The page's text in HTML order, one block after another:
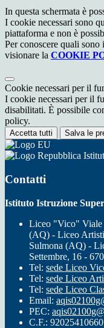
In questa schermata è
I cookie necessari sono
piattaforma e non è
Per conoscere quali
visionare la COOKIE
Cookie necessari per il
I cookie necessari per il
disabilitati. È possibile
policy.
Accetta tutti Salva le
Contatti
Istituto Istruzione
Liceo "Vico" Viale
(AQ) - Liceo
Sulmona (AQ) -
Settembre, 16 -
Tel: sede Liceo
Tel: sede Liceo
Tel: sede Liceo
Email:
PEC:
C.F.: 92025410660